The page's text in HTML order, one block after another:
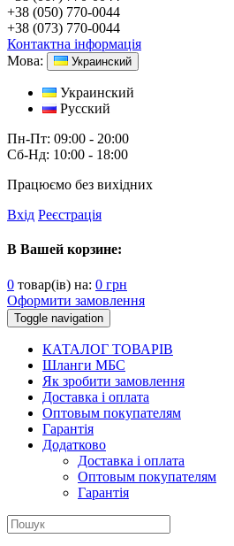
+38 (050) 770-0044
+38 (073) 770-0044
Контактна інформація
Мова:
Украинский
Украинский
Русский
Пн-Пт: 09:00 - 20:00
Сб-Нд: 10:00 - 18:00
Працюємо без вихідних
Вхід Реєстрація
В Вашей корзине:
0 товар(ів) на: 0 грн
Оформити замовлення
Toggle navigation
КАТАЛОГ ТОВАРІВ
Шланги МБС
Як зробити замовлення
Доставка і оплата
Оптовым покупателям
Гарантія
Додатково
Доставка і оплата
Оптовым покупателям
Гарантія